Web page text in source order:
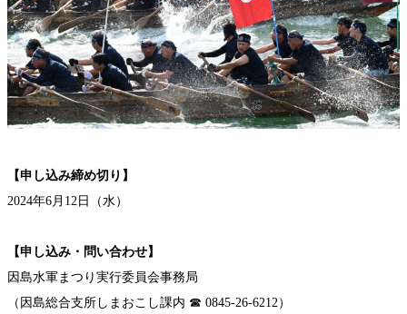
【申し込み締め切り 】
2024年6月12日（水）
【申し込み・問い合わせ】
因島水軍まつり実行委員会事務局
（因島総合支所しまおこし課内 ☎ 0845-26-6212）